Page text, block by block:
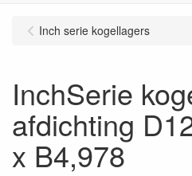
Inch serie kogellagers
InchSerie
afdichting
x B4,978